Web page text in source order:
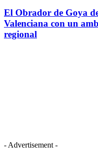
El Obrador de Goya
Valenciana con un
regional
- Advertisement -